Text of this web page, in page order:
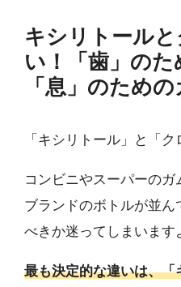
キシリトール
い！「歯」の
「息」のため
「キシリトール」と「ク
コンビニやスーパーの
ブランドのボトルが並
べきか迷ってしまいます
最も決定的な違いは、